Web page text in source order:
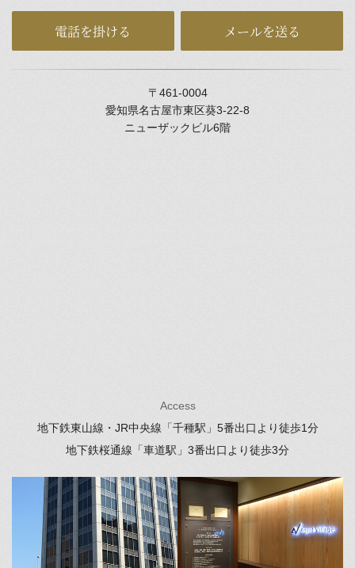
電話を掛ける メールを送る
〒461-0004
愛知県名古屋市東区葵3-22-8
ニューザックビル6階
Access
地下鉄東山線・JR中央線「千種駅」 5番出口より徒歩1分
地下鉄桜通線「車道駅」 3番出口より徒歩3分